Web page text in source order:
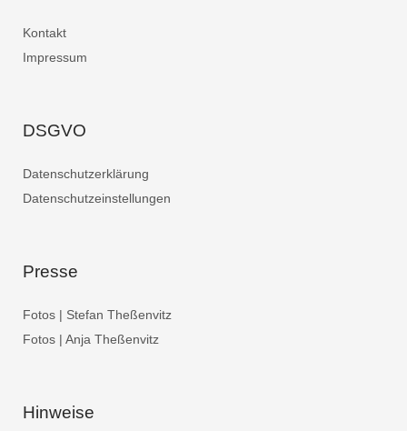
Kontakt
Impressum
DSGVO
Datenschutzerklärung
Datenschutzeinstellungen
Presse
Fotos | Stefan Theßenvitz
Fotos | Anja Theßenvitz
Hinweise